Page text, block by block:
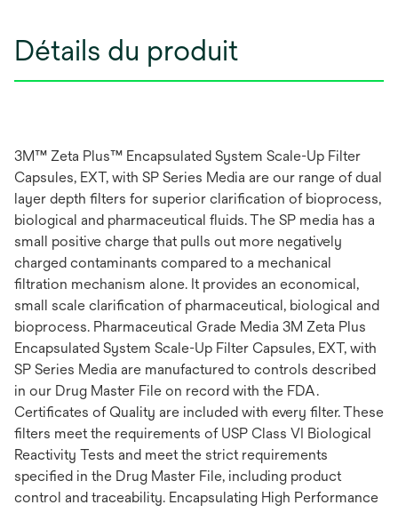
Détails du produit
3M™ Zeta Plus™ Encapsulated System Scale-Up Filter
Capsules, EXT, with SP Series Media are our range of dual
layer depth filters for superior clarification of bioprocess,
biological and pharmaceutical fluids. The SP media has a
small positive charge that pulls out more negatively
charged contaminants compared to a mechanical
filtration mechanism alone. It provides an economical,
small scale clarification of pharmaceutical, biological and
bioprocess. Pharmaceutical Grade Media 3M Zeta Plus
Encapsulated System Scale-Up Filter Capsules, EXT, with
SP Series Media are manufactured to controls described
in our Drug Master File on record with the FDA.
Certificates of Quality are included with every filter. These
filters meet the requirements of USP Class VI Biological
Reactivity Tests and meet the strict requirements
specified in the Drug Master File, including product
control and traceability. Encapsulating High Performance